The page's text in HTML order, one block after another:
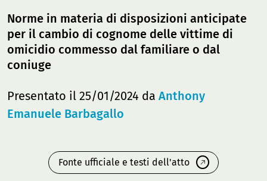
Norme in materia di disposizioni anticipate
per il cambio di cognome delle vittime di
omicidio commesso dal familiare o dal
coniuge
Presentato il 25/01/2024 da Anthony
Emanuele Barbagallo
Fonte ufficiale e testi dell'atto